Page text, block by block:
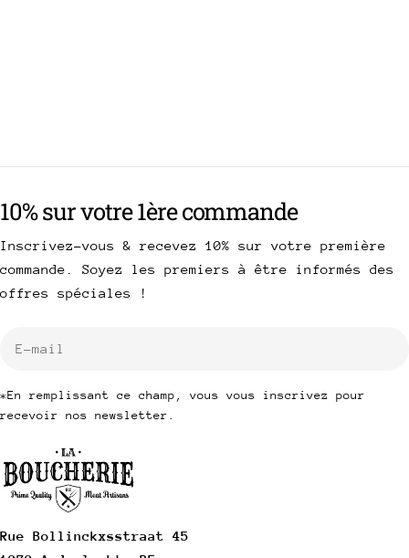
Rue Bollinckxsstraat 45
10% sur votre 1ère commande
Inscrivez-vous & recevez 10% sur votre première
commande. Soyez les premiers à être informés des
offres spéciales !
*En remplissant ce champ, vous vous inscrivez pour
recevoir nos newsletter.